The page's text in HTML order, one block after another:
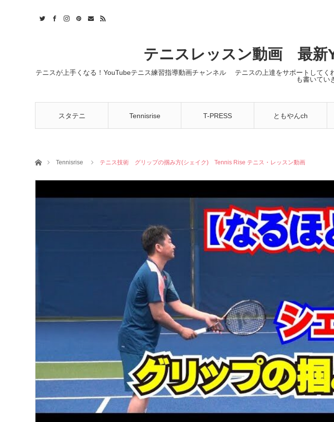
テニスレッスン動画 最新
テニスが上手くなる！YouTubeテニス練習指導動画チャンネル テニスの上達をサポートして
も書いてい
スタテニ Tennisrise T-PRESS ともやんch
ホームTennisrise テニス技術 グリップの掴み方(シェイク) Tennis Rise テニス・レッスン動画